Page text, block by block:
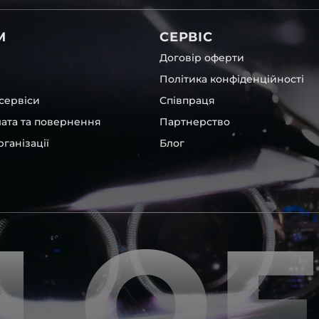
та унікальні.
офісі та оптовому
– на всіх
– для швидкої
будь-які
і пару чи комплект.
перевіряють та
та повернення
СЕРВІС
Договір оферти
Політика конфіденційності
Співпраця
Партнерство
Блог